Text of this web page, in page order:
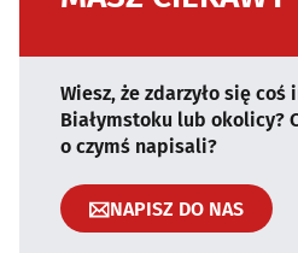
Wiesz, że zdarzyło się
Białymstoku lub okolicy?
o czymś napisali?
NAPISZ DO NAS